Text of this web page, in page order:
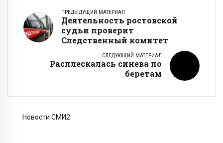
ПРЕДЫДУЩИЙ МАТЕРИАЛ
Деятельность ростовской
судьи проверит
Следственный комитет
СЛЕДУЮЩИЙ МАТЕРИАЛ
Расплескалась синева по
беретам
Новости СМИ2